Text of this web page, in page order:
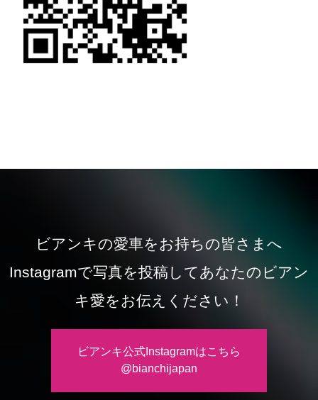
ビアンキの愛車をお持ちの皆さまへ
Instagramで写真を投稿してあなたのビアン
キ愛をお伝えください！
ビアンキ公式Instagramはこちら
@bianchijapan